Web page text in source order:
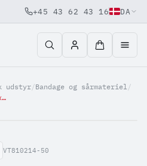
+45 43 62 43 16 DA
udstyr/Bandage og sårmateriel/
Forbinding kompres ABS 10 x 10 cm, 50 stk.
VT810214-50